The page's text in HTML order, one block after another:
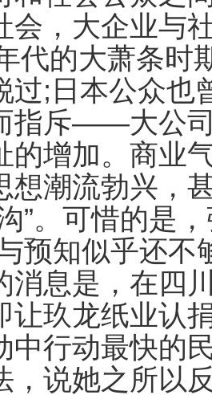
会，大企业与
代的大萧条时
过;日本公众也
指斥——大公
的增加。商业
想潮流勃兴，
”。可惜的是
预知似乎还不
息是，在四川
让玖龙纸业认
中行动最快的
，说她之所以